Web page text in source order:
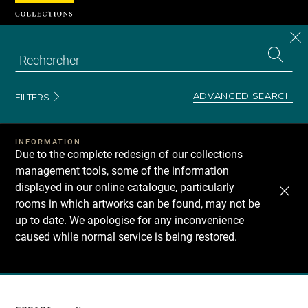
FILTERS ADVANCED SEARCH
INFORMATION
Due to the complete redesign of our collections
management tools, some of the information
displayed in our online catalogue, particularly
rooms in which artworks can be found, may not be
up to date. We apologise for any inconvenience
caused while normal service is being restored.
Recherche
Cookies management panel